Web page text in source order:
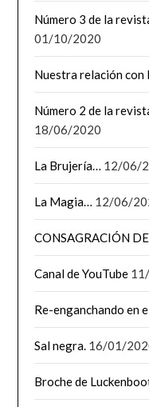
Número 3 de la
01/10/2020
Nuestra relación con
Número 2 de la
18/06/2020
La Brujería… 12/06/
La Magia… 12/06/
CONSAGRACIÓN
Canal de YouTube
Re-enganchando en
Sal negra. 16/01/
Broche de